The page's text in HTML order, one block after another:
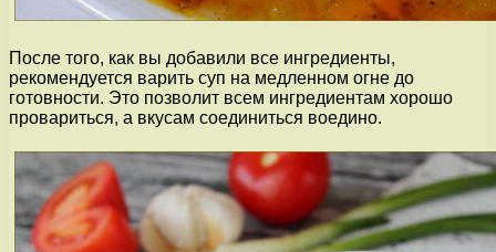
После того, как вы добавили все ингредиенты,
рекомендуется варить суп на медленном огне до
готовности. Это позволит всем ингредиентам хорошо
провариться, а вкусам соединиться воедино.